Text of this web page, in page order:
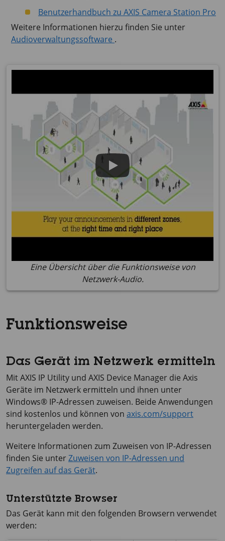
Benutzerhandbuch zu AXIS Camera Station Pro
Weitere Informationen hierzu finden Sie unter
Audioverwaltungssoftware .
Eine Übersicht über die Funktionsweise von
Netzwerk-Audio.
Funktionsweise
Das Gerät im Netzwerk ermitteln
MitAXIS IP Utility und AXIS Device Manager die Axis
Geräte im Netzwerk ermitteln und ihnen unter
Windows® IP-Adressen zuweisen. Beide Anwendungen
sind kostenlos und können von axis.com/support
heruntergeladen werden.
Weitere Informationen zum Zuweisen von IP-Adressen
finden Sie unterZuweisen von IP-Adressen und
Zugreifen auf das Gerät.
Unterstützte Browser
Das Gerät kann mit den folgenden Browsern verwendet
werden: